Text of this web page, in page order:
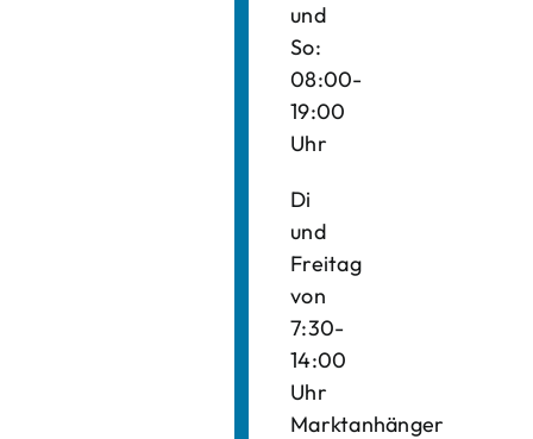
und
So:
08:00-
19:00
Uhr
Di
und
Freitag
von
7:30-
14:00
Uhr
Marktanhänger